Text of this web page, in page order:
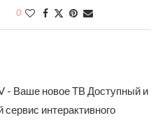
0
- Ваше новое ТВ Доступный и
сервис интерактивного